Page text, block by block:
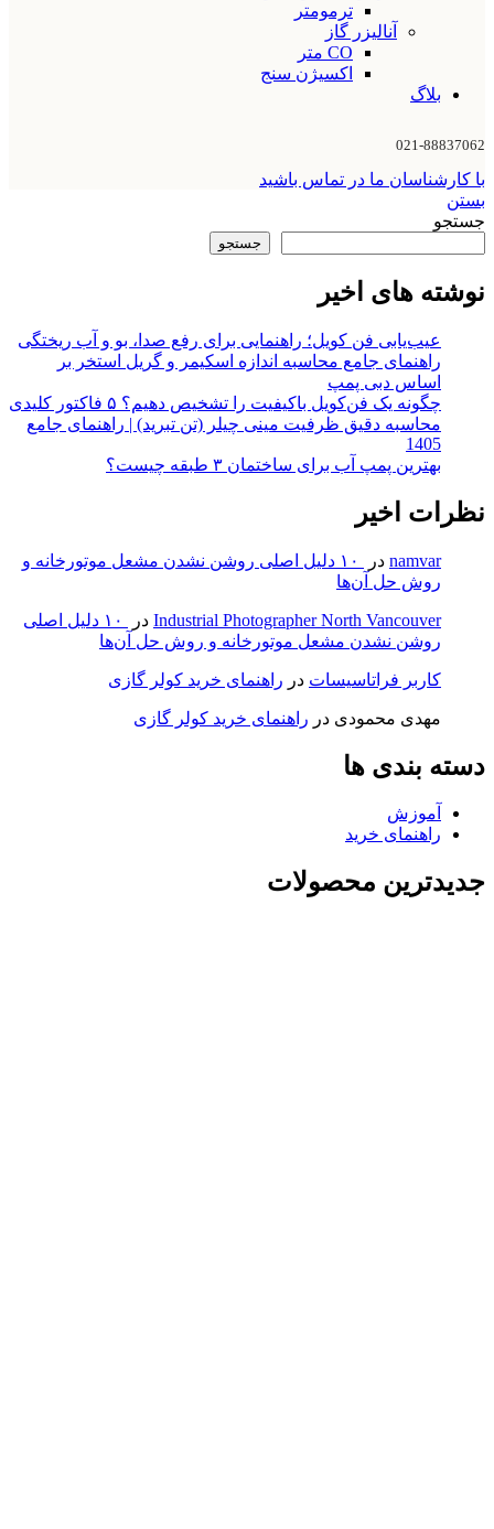
ترمومتر
آنالیزر گاز
CO متر
اکسیژن سنج
بلاگ
021-88837062
با کارشناسان ما در تماس باشید
بستن
جستجو
جستجو
نوشته های اخیر
عیب‌یابی فن کویل؛ راهنمایی برای رفع صدا، بو و آب ریختگی
راهنمای جامع محاسبه اندازه اسکیمر و گریل استخر بر
اساس دبی پمپ
چگونه یک فن‌کویل باکیفیت را تشخیص دهیم؟ ۵ فاکتور کلیدی
محاسبه دقیق ظرفیت مینی چیلر (تن تبرید) | راهنمای جامع
1405
بهترین پمپ آب برای ساختمان ۳ طبقه چیست؟
نظرات اخیر
namvar در
۱۰ دلیل اصلی روشن نشدن مشعل موتورخانه و
روش حل آن‌ها
Industrial Photographer North Vancouver در
۱۰ دلیل اصلی
روشن نشدن مشعل موتورخانه و روش حل آن‌ها
کاربر فراتاسیسات در راهنمای خرید کولر گازی
مهدی محمودی در راهنمای خرید کولر گازی
دسته بندی ها
آموزش
راهنمای خرید
جدیدترین محصولات